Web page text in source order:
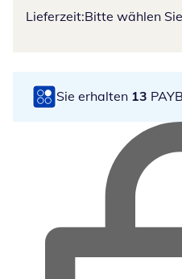
Lieferzeit:Bitte wählen
Sie erhalten 13